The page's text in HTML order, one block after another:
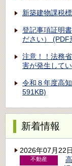
新築建物課税
登記事項証明
ださい） (PDF
注意！！法務
害が発生して
令和８年度高
591KB)
新着情報
2026年07月22日
不動産